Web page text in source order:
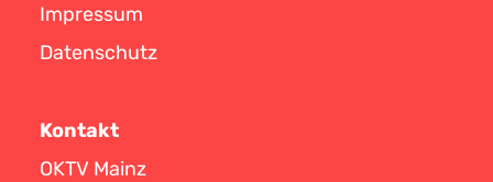
Impressum
Datenschutz
Kontakt
OKTV Mainz